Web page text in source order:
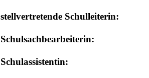
stellvertretende Schulleiterin:
Schulsachbearbeiterin:
Schulassistentin: